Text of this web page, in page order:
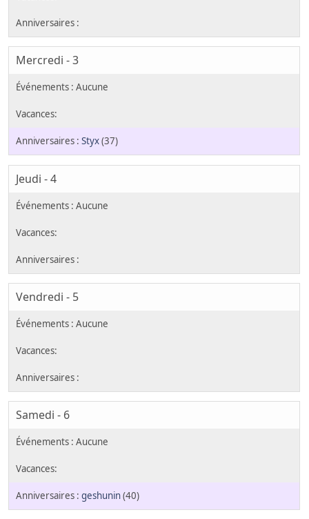
Mercredi - 3
Styx(37)
Jeudi - 4
Vendredi - 5
Samedi - 6
geshunin(40)